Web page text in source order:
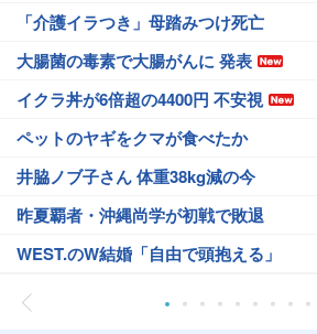
「介護イラつき」母踏みつけ死亡
大腸菌の毒素で大腸がんに 発表
イクラ丼が6倍超の4400円 不安視
ペットのヤギをクマが食べたか
井脇ノブ子さん 体重38kg減の今
昨夏覇者・沖縄尚学が初戦で敗退
WEST.のW結婚「自由で頭抱える」